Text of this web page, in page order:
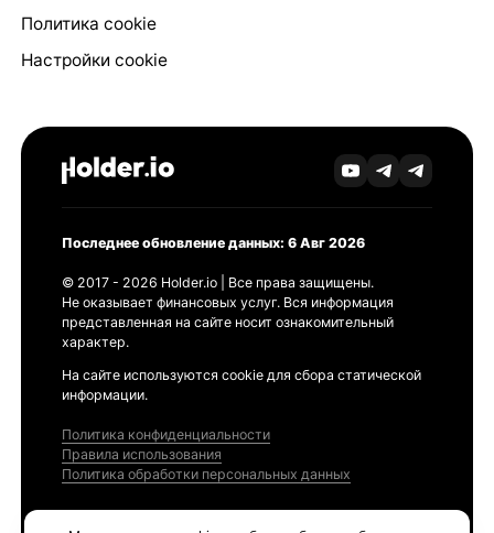
Политика cookie
Настройки cookie
Последнее обновление данных: 6 Авг 2026
© 2017 - 2026 Holder.io | Все права защищены.
Не оказывает финансовых услуг. Вся информация
представленная на сайте носит ознакомительный
характер.
На сайте используются cookie для сбора статической
информации.
Политика конфиденциальности
Правила использования
Политика обработки персональных данных